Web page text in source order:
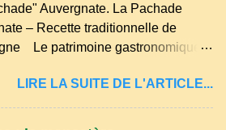
et les contes. Il a aussi
le français parlé en Auvergne.
du langage auvergnat
avec les influences régionales.
: Il possède des sonorités
Auvergnate. La Pachade
– Recette traditionnelle de
Le patrimoine gastronomique
voyons ici la recette de la "
" ou " Farinade " "Farinette" ou
pour d'autres lieux de nos
LIRE LA SUITE DE L'ARTICLE...